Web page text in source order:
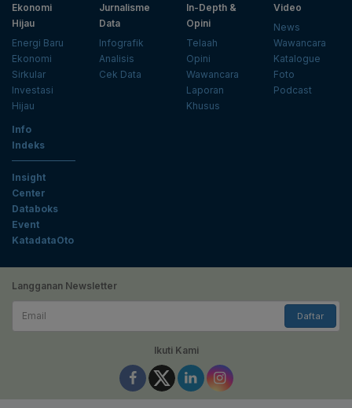
Ekonomi
Hijau
Energi Baru
Ekonomi
Sirkular
Investasi
Hijau
Jurnalisme
Data
Infografik
Analisis
Cek Data
In-Depth &
Opini
Telaah
Opini
Wawancara
Laporan
Khusus
Video
News
Wawancara
Katalogue
Foto
Podcast
Info
Indeks
Insight
Center
Databoks
Event
KatadataOto
Langganan Newsletter
Daftar
Ikuti Kami